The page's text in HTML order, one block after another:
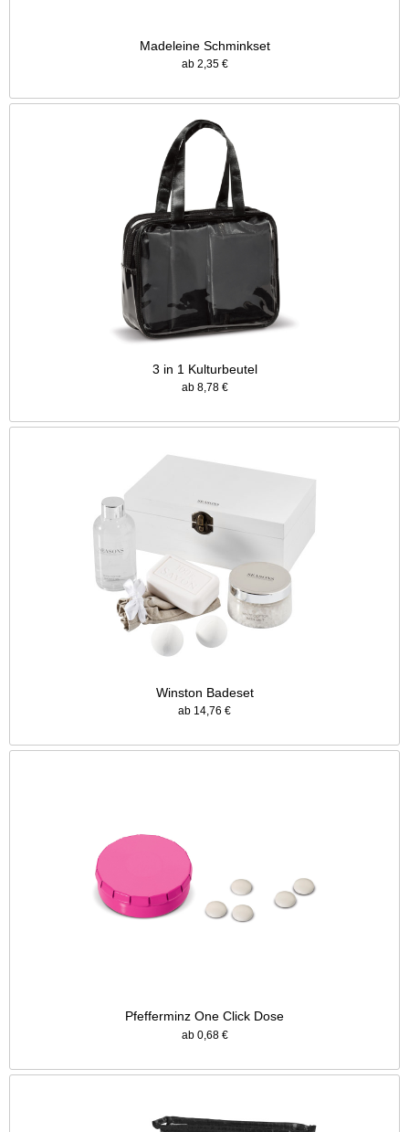
Madeleine Schminkset
ab 2,35 €
3 in 1 Kulturbeutel
ab 8,78 €
Winston Badeset
ab 14,76 €
Pfefferminz One Click Dose
ab 0,68 €